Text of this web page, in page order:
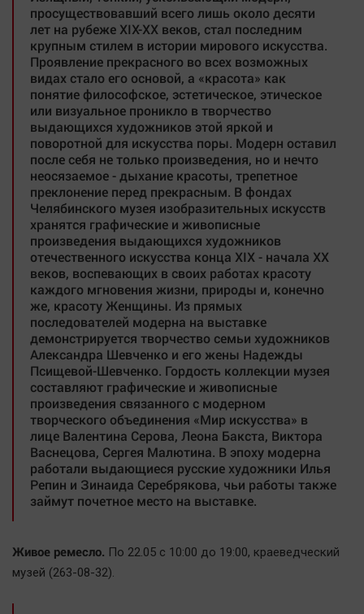
просуществовавший всего лишь около десяти
лет на рубеже XIX-XX веков, стал последним
крупным стилем в истории мирового искусства.
Проявление прекрасного во всех возможных
видах стало его основой, а «красота» как
понятие философское, эстетическое, этическое
или визуальное проникло в творчество
выдающихся художников этой яркой и
поворотной для искусства поры. Модерн оставил
после себя не только произведения, но и нечто
неосязаемое - дыхание красоты, трепетное
преклонение перед прекрасным. В фондах
Челябинского музея изобразительных искусств
хранятся графические и живописные
произведения выдающихся художников
отечественного искусства конца XIX - начала XX
веков, воспевающих в своих работах красоту
каждого мгновения жизни, природы и, конечно
же, красоту Женщины. Из прямых
последователей модерна на выставке
демонстрируется творчество семьи художников
Александра Шевченко и его жены Надежды
Псищевой-Шевченко. Гордость коллекции музея
составляют графические и живописные
произведения связанного с модерном
творческого объединения «Мир искусства» в
лице Валентина Серова, Леона Бакста, Виктора
Васнецова, Сергея Малютина. В эпоху модерна
работали выдающиеся русские художники Илья
Репин и Зинаида Серебрякова, чьи работы также
займут почетное место на выставке.
Живое ремесло. По 22.05 с 10:00 до 19:00, краеведческий
музей (263-08-32).